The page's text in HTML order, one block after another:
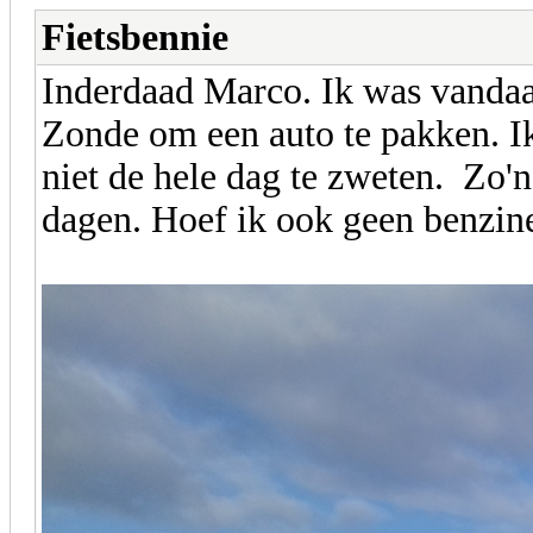
Fietsbennie
Inderdaad Marco. Ik was
Zonde om een auto te pakken.
niet de hele dag te zweten.
dagen. Hoef ik ook geen